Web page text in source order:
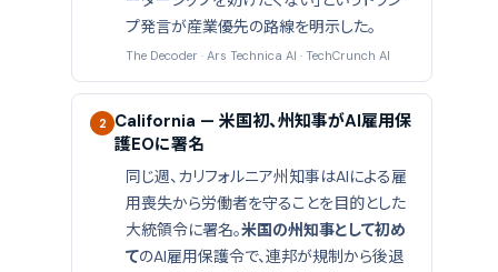
プ発言が産業優先の路線を明示した。
The Decoder · Ars Technica AI · TechCrunch AI
2
California — 米国初、州知事がAI雇用保
護EOに署名
同じ週、カリフォルニア州知事はAIによる雇
用喪失から労働者を守ることを目的とした
大統領令に署名。米国の州知事として初め
てのAI雇用保護令で、連邦が規制から後退